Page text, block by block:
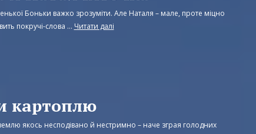
Боньки важко зрозуміти. Але Наталя – мале, проте міцно
покручі-слова ... Читати далі
картоплю
якось несподівано й нестримно – наче зграя голодних